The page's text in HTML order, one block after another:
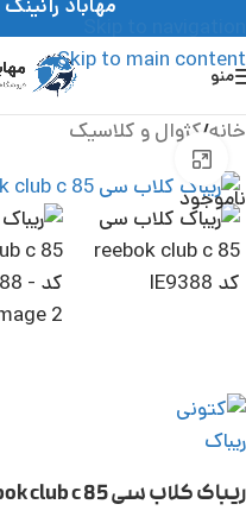
Skip to main content
مهاباد
منو
خانه/کژوال و کلاسیک
ناموجود
ریباک کلاب سی 85 reebok club c کد IE9388